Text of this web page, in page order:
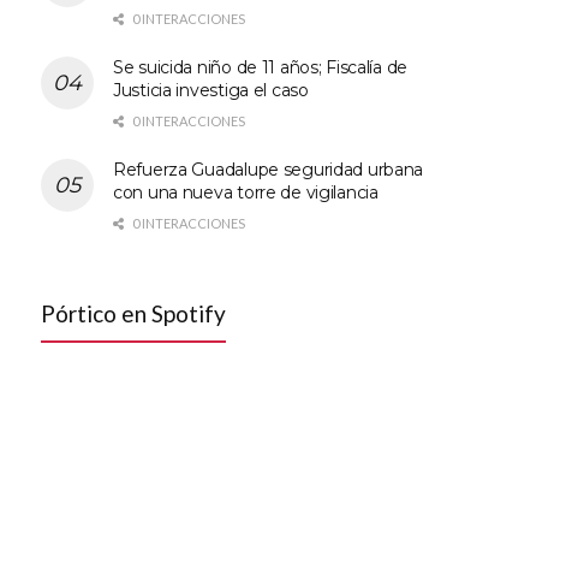
0 INTERACCIONES
Se suicida niño de 11 años; Fiscalía de
Justicia investiga el caso
0 INTERACCIONES
Refuerza Guadalupe seguridad urbana
con una nueva torre de vigilancia
0 INTERACCIONES
Pórtico en Spotify